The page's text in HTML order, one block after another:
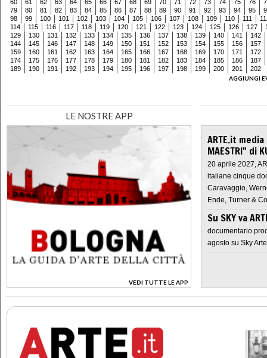
60 61 62 63 64 65 66 67 68 69 70 71 72 73 74 75 76
79
80 81 82 83 84 85 86 87 88 89 90 91 92 93 94 95
98
99 100 101 102 103 104 105 106 107 108 109 110 111
114
115 116 117 118 119 120 121 122 123 124 125 126 127
129
130 131 132 133 134 135 136 137 138 139 140 141
142
144
145 146 147 148 149 150 151 152 153 154 155 156
157
159
160 161 162 163 164 165 166 167 168 169 170 171
172
174
175 176 177 178 179 180 181 182 183 184 185 186
187
189
190 191 192 193 194 195 196 197 198 199 200 201
202
AGGIUNGI
LE NOSTRE APP
VEDI TUTTE LE APP
>
ARTE.it
MAESTRI" di
20 aprile 2027,
italiane cinque
Caravaggio,
Ende, Turner &
Su SKY va
documentario
agosto su Sky Arte